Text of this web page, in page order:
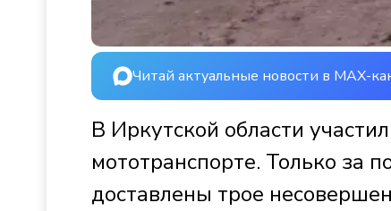
Читай актуальные новости в MAX-
В Иркутской области
мототранспорте. Только за
доставлены трое